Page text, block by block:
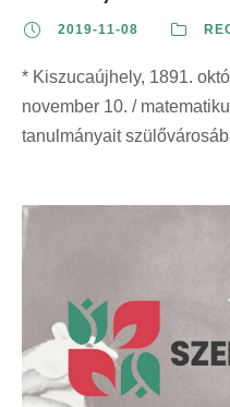
2019-11-08
* Kiszucaújhely, 1891.
november 10. /
tanulmányait